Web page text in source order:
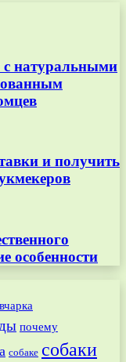
натуральными
и получить
особенности
почему
собаке собаки